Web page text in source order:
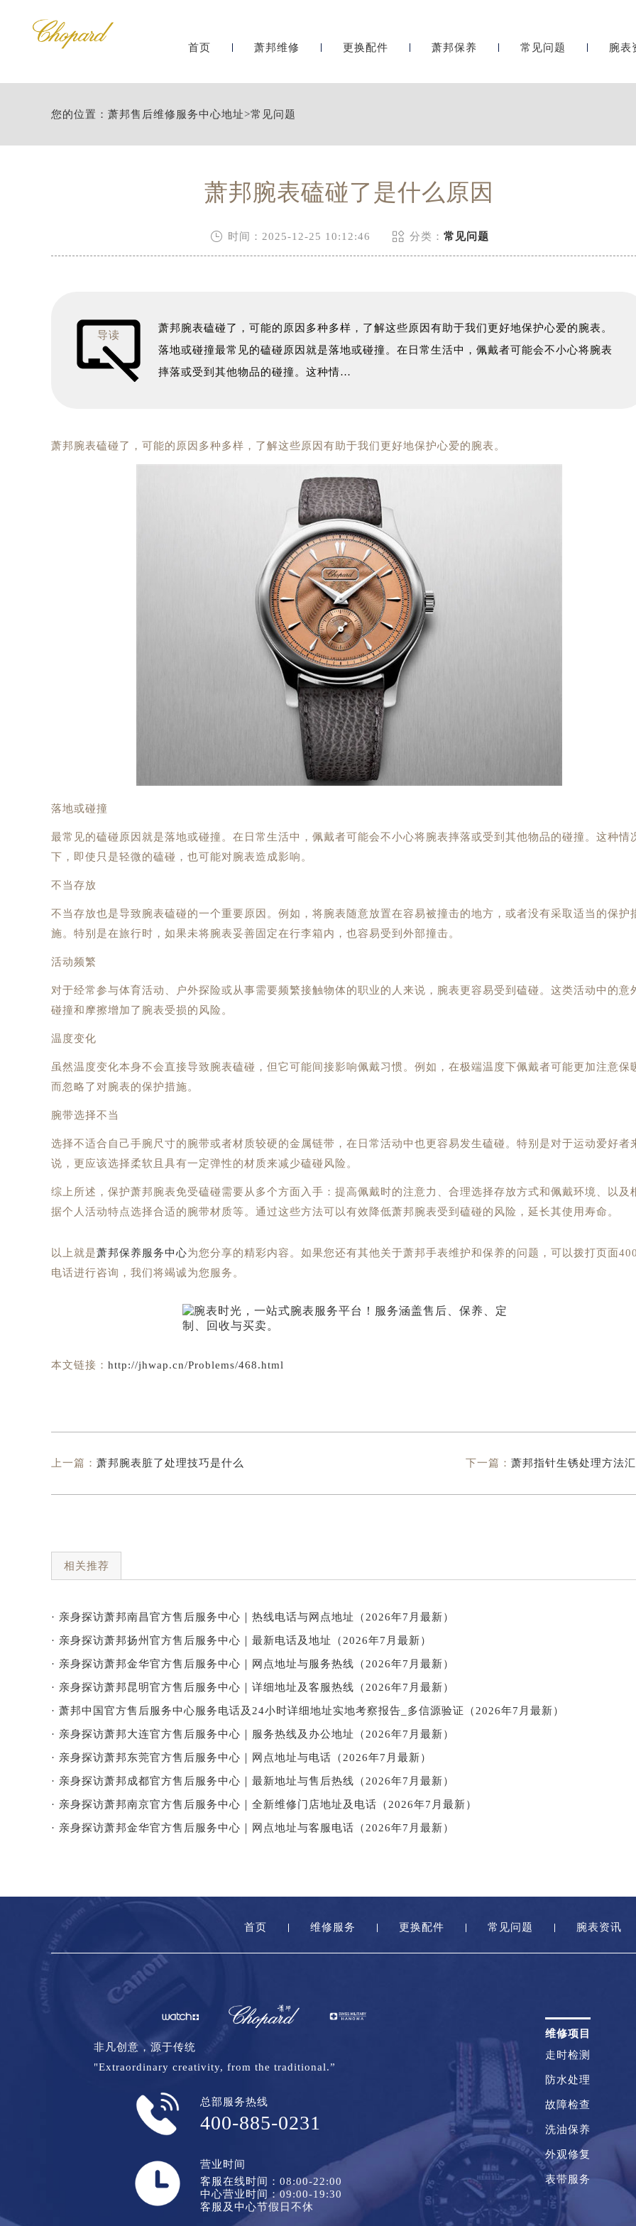
首页 萧邦维修 更换配件 萧邦保养 常见问题 腕表
您的位置： 萧邦售后维修服务中心地址>常见问题
萧邦腕表磕碰了是什么原因
 时间：2025-12-25 10:12:46  分类： 常见问题
导读
萧邦腕表磕碰了，可能的原因多种多样，了解这些原因有助于我们更好地保护心爱的腕表。
落地或碰撞最常见的磕碰原因就是落地或碰撞。在日常生活中，佩戴者可能会不小心将腕表
摔落或受到其他物品的碰撞。这种情…
萧邦腕表磕碰了，可能的原因多种多样，了解这些原因有助于我们更好地保护心爱的腕表。
落地或碰撞
最常见的磕碰原因就是落地或碰撞。在日常生活中，佩戴者可能会不小心将腕表摔落或受到其他物品的碰撞。这种情
下，即使只是轻微的磕碰，也可能对腕表造成影响。
不当存放
不当存放也是导致腕表磕碰的一个重要原因。例如，将腕表随意放置在容易被撞击的地方，或者没有采取适当的保护
施。特别是在旅行时，如果未将腕表妥善固定在行李箱内，也容易受到外部撞击。
活动频繁
对于经常参与体育活动、户外探险或从事需要频繁接触物体的职业的人来说，腕表更容易受到磕碰。这类活动中的意
碰撞和摩擦增加了腕表受损的风险。
温度变化
虽然温度变化本身不会直接导致腕表磕碰，但它可能间接影响佩戴习惯。例如，在极端温度下佩戴者可能更加注意保
而忽略了对腕表的保护措施。
腕带选择不当
选择不适合自己手腕尺寸的腕带或者材质较硬的金属链带，在日常活动中也更容易发生磕碰。特别是对于运动爱好者
说，更应该选择柔软且具有一定弹性的材质来减少磕碰风险。
综上所述，保护萧邦腕表免受磕碰需要从多个方面入手：提高佩戴时的注意力、合理选择存放方式和佩戴环境、以及
据个人活动特点选择合适的腕带材质等。通过这些方法可以有效降低萧邦腕表受到磕碰的风险，延长其使用寿命。
以上就是萧邦保养服务中心为您分享的精彩内容。如果您还有其他关于萧邦手表维护和保养的问题，可以拨打页面
电话进行咨询，我们将竭诚为您服务。
本文链接： http://jhwap.cn/Problems/468.html
上一篇： 萧邦腕表脏了处理技巧是什么 下一篇： 萧邦指针生锈处理方法
相关推荐
· 亲身探访萧邦南昌官方售后服务中心｜热线电话与网点地址（2026年7月最新）
· 亲身探访萧邦扬州官方售后服务中心｜最新电话及地址（2026年7月最新）
· 亲身探访萧邦金华官方售后服务中心｜网点地址与服务热线（2026年7月最新）
· 亲身探访萧邦昆明官方售后服务中心｜详细地址及客服热线（2026年7月最新）
· 萧邦中国官方售后服务中心服务电话及24小时详细地址实地考察报告_多信源验证（2026年7月最新）
· 亲身探访萧邦大连官方售后服务中心｜服务热线及办公地址（2026年7月最新）
· 亲身探访萧邦东莞官方售后服务中心｜网点地址与电话（2026年7月最新）
· 亲身探访萧邦成都官方售后服务中心｜最新地址与售后热线（2026年7月最新）
· 亲身探访萧邦南京官方售后服务中心｜全新维修门店地址及电话（2026年7月最新）
· 亲身探访萧邦金华官方售后服务中心｜网点地址与客服电话（2026年7月最新）
首页 维修服务 更换配件 常见问题 腕表资讯
非凡创意，源于传统
"Extraordinary creativity, from the traditional.”
总部服务热线
400-885-0231
营业时间
客服在线时间：08:00-22:00
中心营业时间：09:00-19:30
客服及中心节假日不休
维修项目
走时检测
防水处理
故障检查
洗油保养
外观修复
表带服务